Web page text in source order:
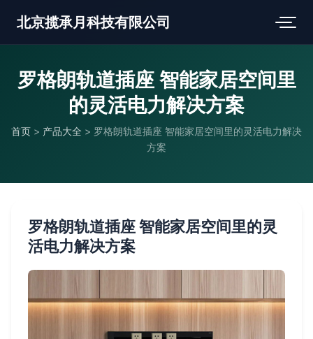
北京揽承月科技有限公司
罗格朗轨道插座 智能家居空间里
的灵活电力解决方案
首页 > 产品大全 > 罗格朗轨道插座 智能家居空间里的灵活电力解决
方案
罗格朗轨道插座 智能家居空间里的灵
活电力解决方案